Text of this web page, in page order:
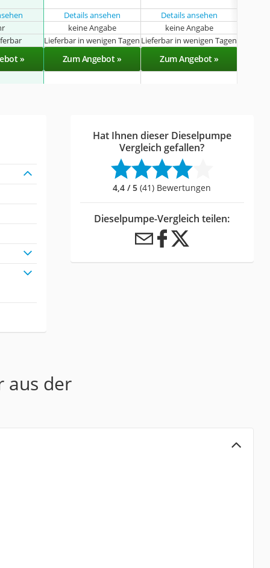
Details ansehen Details ansehen
keine Angabe keine Angabe
Lieferbar in wenigen Tagen Lieferbar in wenigen Tagen
» Zum Angebot » Zum Angebot »
Hat Ihnen dieser Dieselpumpe
Vergleich gefallen?
4,4 / 5 (41) Bewertungen
Dieselpumpe-Vergleich teilen:
aus der